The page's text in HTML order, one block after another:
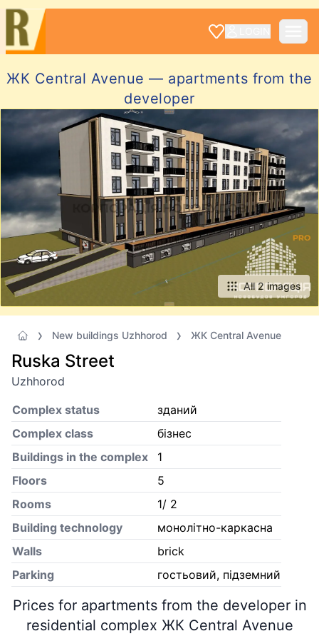
ЖК Central Avenue — apartments from the
developer
All 2 images
New buildings Uzhhorod ЖК Central Avenue
Ruska Street
Uzhhorod
Complex status
зданий
Complex class
бізнес
Buildings in the complex
1
Floors
5
Rooms
1/ 2
Building technology
монолітно-каркасна
Walls
brick
Parking
гостьовий, підземний
Prices for apartments from the developer in
residential complex ЖК Central Avenue